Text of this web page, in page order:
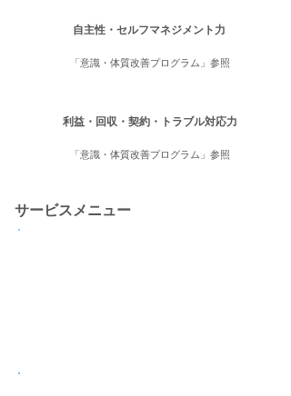
自主性・セルフマネジメント力
「意識・体質改善プログラム」参照
利益・回収・契約・トラブル対応力
「意識・体質改善プログラム」参照
サービスメニュー